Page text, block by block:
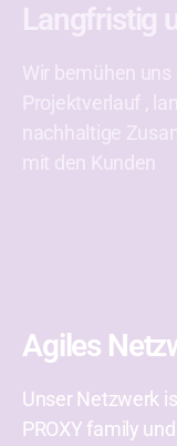
Langfristig
Wir bemühen
Projektverlauf ,
nachhaltige
mit den Kunden
Agiles
Unser Netzwerk
PROXY family